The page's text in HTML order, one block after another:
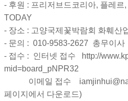
- 후원 : 프리저브드코리아, 플레르
TODAY
- 장소 : 고양국제꽃박람회 화훼산
- 문의 : 010-9583-2627 총무이사
- 접수 :
인터넷 접수 http://
mid=board_pNPR32
이메일 접수
페이지에서 다운로드)